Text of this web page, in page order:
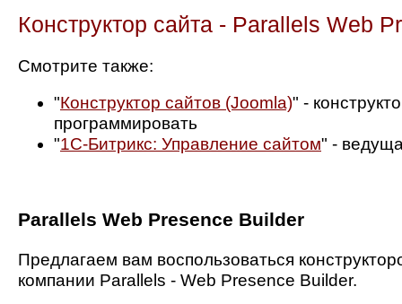
Конструктор сайта - Parallels Web
Смотрите также:
"Конструктор сайтов (Joomla)" -
программировать
"1С-Битрикс: Управление сайтом" -
Parallels Web Presence Builder
Предлагаем вам воспользоваться
компании Parallels - Web Presence Builder.